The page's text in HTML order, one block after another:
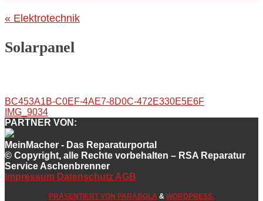
« Elektrotechnik
Solarpanel
BC453A1B-C0EF-4AE7-8D0C-472E330E5E6F
IMG_9034
PARTNER VON:
MeinMacher - Das Reparaturportal
© Copyright, alle Rechte vorbehalten – RSA Reparatur
Service Aschenbrenner
Impressum Datenschutz AGB
PRÄSENTIERT VON PARABOLA & WORDPRESS.